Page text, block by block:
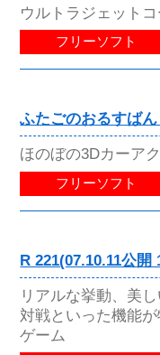
ウルトラジェット
フリーソフト
ふたごのおるすば
ほのぼの3Dカーア
フリーソフト
R 221(07.10.11公開
リアルな挙動、美
対戦といった機能
ゲーム